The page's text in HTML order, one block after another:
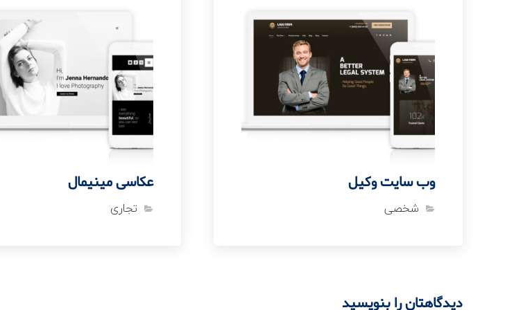
وب سایت وکیل
شخصی
عکاسی مینیمال
تجاری
دیدگاهتان را بنویسید